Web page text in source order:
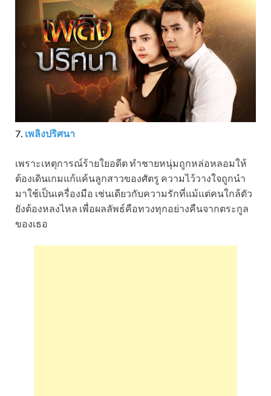
7. เพลิงปริศนา
เพราะเหตุการณ์ร้ายใยอดีต ทำชายหนุ่มถูกหล่อหลอมให้
ต้องเดินเกมแก้แค้นลูกสาวของศัตรู ความไว้วางใจถูกนำ
มาใช้เป็นเครื่องมือ เช่นเดียวกับความรักที่แม้แต่คนใกล้ตัว
ยังต้องหลงไหล เพื่อผลลัพธ์คือทวงทุกอย่างคืนจากตระกูล
ของเธอ